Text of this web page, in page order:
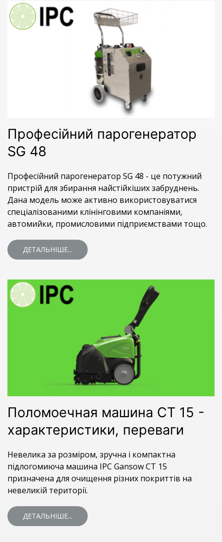
Професійний парогенератор
SG 48
Професійний парогенератор SG 48 - це потужний
пристрій для збирання найстійкіших забруднень.
Дана модель може активно використовуватися
спеціалізованими клінінговими компаніями,
автомийки, промисловими підприємствами тощо.
ДЕТАЛЬНІШЕ...
Поломоечная машина СТ 15 -
характеристики, переваги
Невелика за розміром, зручна і компактна
підлогомиюча машина IPC Gansow CT 15
призначена для очищення різних покриттів на
невеликій території.
ДЕТАЛЬНІШЕ...